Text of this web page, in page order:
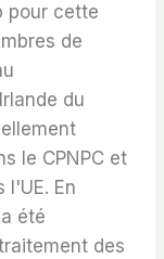
pour cette
de
du
le CPNPC et
l'UE. En
été
des